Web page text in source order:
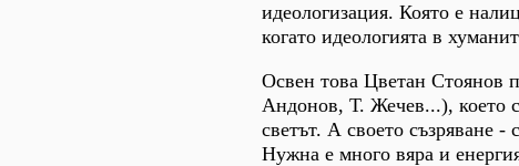
идеологизация. Която е
когато идеологията в
Освен това Цветан Стоянов
Андонов, Т. Жечев...), което
светът. А своето съзряване -
Нужна е много вяра и